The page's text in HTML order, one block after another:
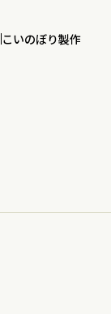
こいのぼり製作